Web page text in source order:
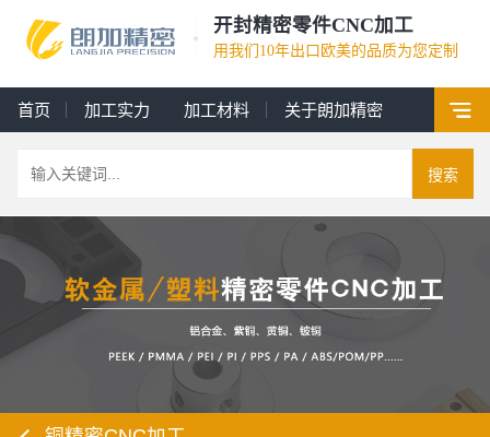
开封精密零件CNC加工
用我们10年出口欧美的品质为您定制
首页 加工实力 加工材料 关于朗加精密
搜索